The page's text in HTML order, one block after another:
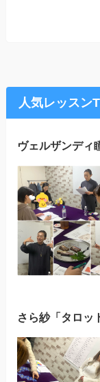
人気レッスン
ヴェルザンディ
さら紗「タロッ